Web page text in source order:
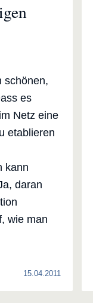
schönen,
es
Netz eine
etablieren
kann
daran
wie man
15.04.2011